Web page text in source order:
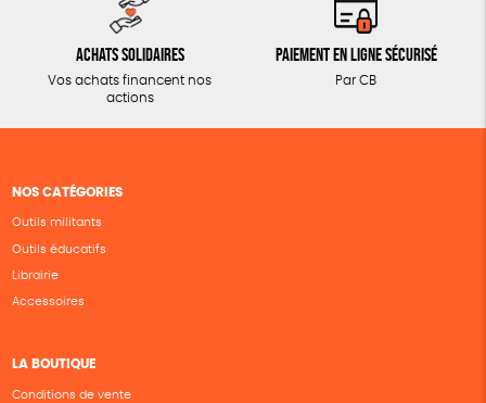
Achats solidaires
Vos achats financent nos
actions
Paiement en ligne sécurisé
Par CB
NOS CATÉGORIES
Outils militants
Outils éducatifs
Librairie
Accessoires
LA BOUTIQUE
Conditions de vente